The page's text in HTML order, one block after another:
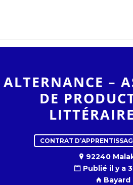
RECRUTEMENT
ALTERNANCE –
DE
CONTRAT
92240
Publié il y a
Bayard